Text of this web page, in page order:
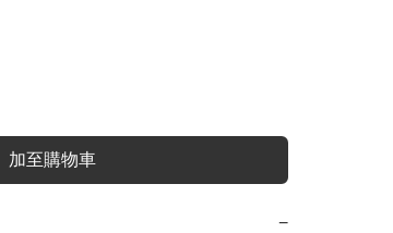
加至購物車
−